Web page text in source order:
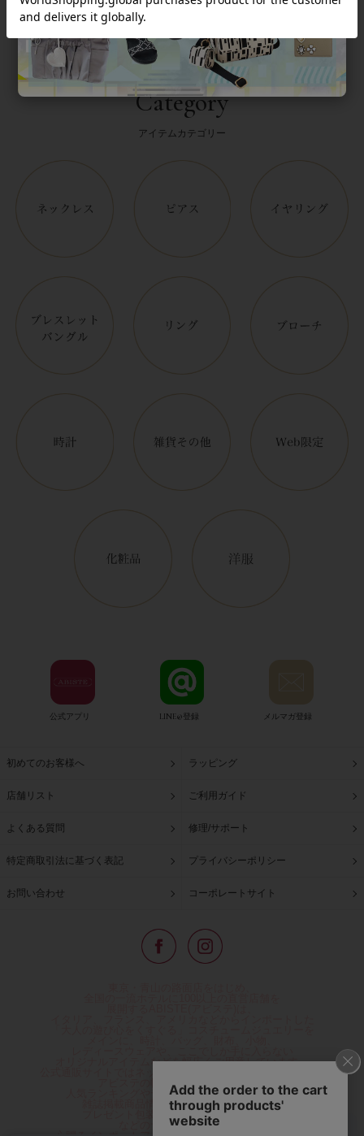
Category
アイテムカテゴリー
公式アプリ LINE@登録 メルマガ登録
初めてのお客様へ ラッピング
店舗リスト ご利用ガイド
よくある質問 修理/サポート
特定商取引法に基づく表記 プライバシーポリシー
お問い合わせ コーポレートサイト
オリジナルアイテムなどを幅広くご用意しています。
アビステの幅広い商品を取り揃え、
人気ランキングやテレビなどメディア着用商品、
雑誌掲載商品情報を紹介するコンテンツ、
プレゼント包装無料や独自のポイント還元
などのサービスをご提供。